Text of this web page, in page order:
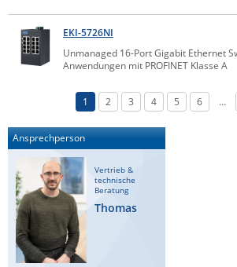
EKI-5726NI
Unmanaged 16-Port Gigabit Ethernet
Anwendungen mit PROFINET Klasse A
1 2 3 4 5 6 …
Ansprechperson
Vertrieb &
technische
Beratung
Thomas